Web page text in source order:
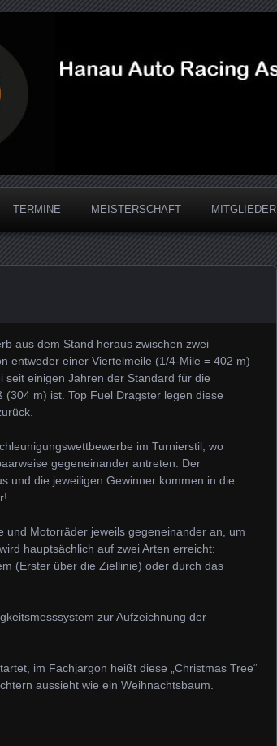
Association
TERMINE MEISTERSCHAFT MITGLIEDER
aus dem Stand heraus zwischen zwei
entweder einer Viertelmeile (1/4-Mile = 402 m)
einigen Jahren der Standard für die
(304 m) ist. Top Fuel Dragster legen diese
im Turnierstil, wo
gegeneinander antreten. Der
und die jeweiligen Gewinner kommen in die
und Motorräder jeweils gegeneinander an, um
hauptsächlich auf zwei Arten erreicht:
(Erster über die Ziellinie) oder durch das
zur Aufzeichnung der
im Fachjargon heißt diese „Christmas Tree“
aussieht wie ein Weihnachtsbaum.